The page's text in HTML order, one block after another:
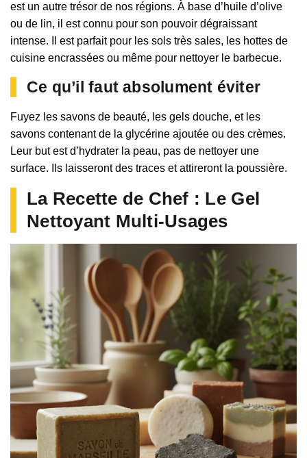
est un autre trésor de nos régions. À base d’huile d’olive
ou de lin, il est connu pour son pouvoir dégraissant
intense. Il est parfait pour les sols très sales, les hottes de
cuisine encrassées ou même pour nettoyer le barbecue.
Ce qu’il faut absolument éviter
Fuyez les savons de beauté, les gels douche, et les
savons contenant de la glycérine ajoutée ou des crèmes.
Leur but est d’hydrater la peau, pas de nettoyer une
surface. Ils laisseront des traces et attireront la poussière.
La Recette de Chef : Le Gel
Nettoyant Multi-Usages